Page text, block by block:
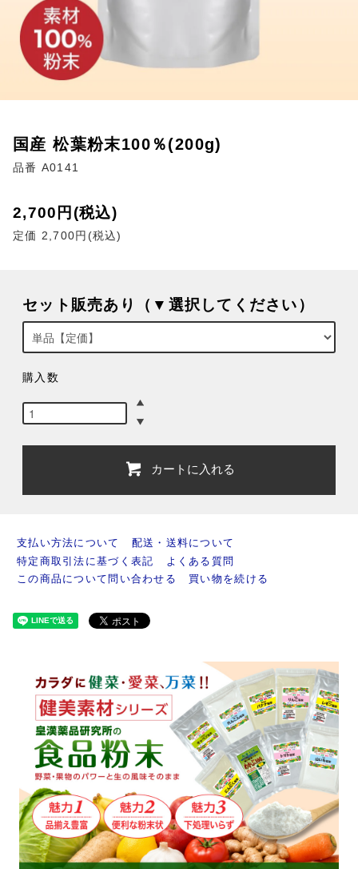
国産 松葉粉末100％(200g)
品番 A0141
2,700円(税込)
定価 2,700円(税込)
セット販売あり（▼選択してください）
購入数
カートに入れる
支払い方法について
配送・送料について
特定商取引法に基づく表記
よくある質問
この商品について問い合わせる
買い物を続ける